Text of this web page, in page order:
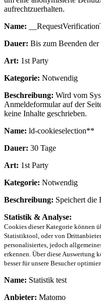
aufrechtzuerhalten.
Name:
Dauer: Bis zum Beenden der
Art: 1st Party
Kategorie: Notwendig
Beschreibung: Wird vom
Anmeldeformular auf der
keine Inhalte geschrieben.
Name: ld-cookieselection**
Dauer: 30 Tage
Art: 1st Party
Kategorie: Notwendig
Beschreibung: Speichert die
Statistik & Analyse:
Cookies dieser Kategorie können
Statistiktool, oder von
personalisiertes, jedoch
erkennen. Über diese Auswertung
besser für unsere Besucher
Name: Statistik test
Anbieter: Matomo